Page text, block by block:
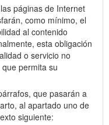
páginas de Internet
como mínimo, el
al contenido
esta obligación
o servicio no
permita su
que pasarán a
al apartado uno de
siguiente: